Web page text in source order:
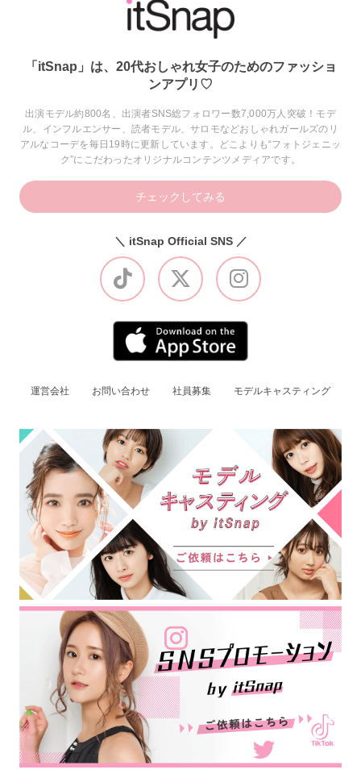
「itSnap」は、20代おしゃれ女子のためのファッショ
ンアプリ♡
出演モデル約800名、出演者SNS総フォロワー数7,000万人突破！モデ
ル、インフルエンサー、読者モデル、サロモなどおしゃれガールズのリ
アルなコーデを毎日19時に更新しています。どこよりも“フォトジェニッ
ク”にこだわったオリジナルコンテンツメディアです。
チェックしてみる
＼ itSnap Official SNS ／
運営会社 お問い合わせ 社員募集 モデルキャスティング